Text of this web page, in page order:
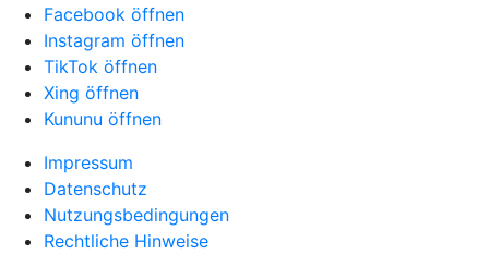
Facebook öffnen
Instagram öffnen
TikTok öffnen
Xing öffnen
Kununu öffnen
Impressum
Datenschutz
Nutzungsbedingungen
Rechtliche Hinweise